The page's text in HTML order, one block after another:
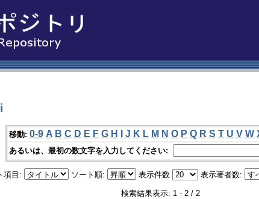
移動: 0-9 A B C D E F G H J K L M N O P Q R S T U V W
あるいは、最初の数文字を入力してください:
項目: ソート順: 表示件数 表示著者数:
検索結果表示: 1 - 2 / 2